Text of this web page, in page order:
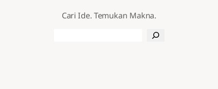
Cari Ide. Temukan Makna.